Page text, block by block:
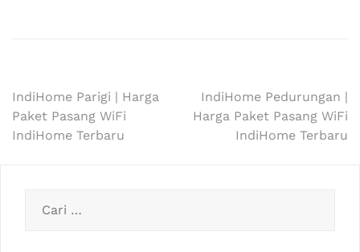
Navigasi
pos
IndiHome Parigi | Harga
Paket Pasang WiFi
IndiHome Terbaru
IndiHome Pedurungan |
Harga Paket Pasang WiFi
IndiHome Terbaru
untuk: